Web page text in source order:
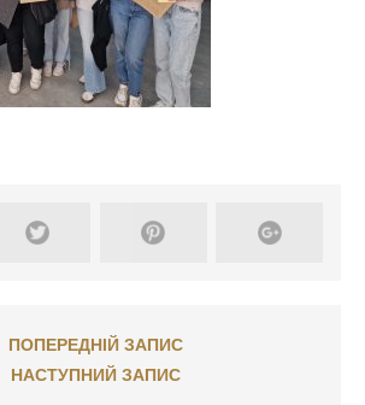
ПОПЕРЕДНІЙ ЗАПИС
НАСТУПНИЙ ЗАПИС